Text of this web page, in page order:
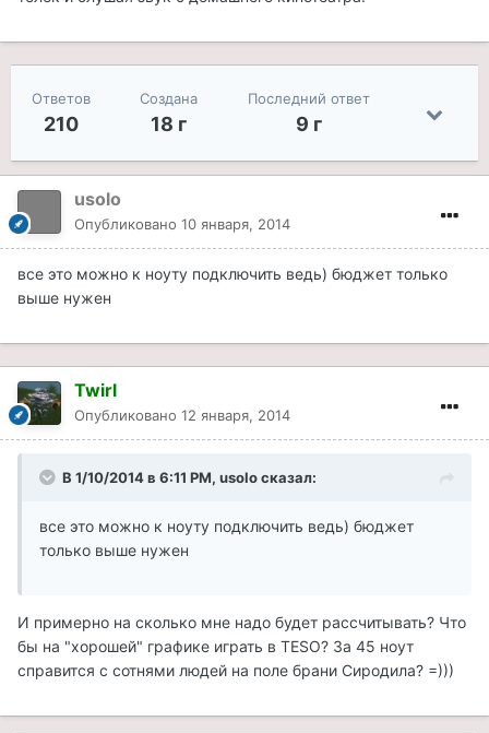
Ответов
210
Создана
18 г
Последний ответ
9 г
usolo
Опубликовано 10 января, 2014
все это можно к ноуту подключить ведь) бюджет только
выше нужен
Twirl
Опубликовано 12 января, 2014
В 1/10/2014 в 6:11 PM, usolo сказал:
все это можно к ноуту подключить ведь) бюджет
только выше нужен
И примерно на сколько мне надо будет рассчитывать? Что
бы на "хорошей" графике играть в TESO? За 45 ноут
справится с сотнями людей на поле брани Сиродила? =)))